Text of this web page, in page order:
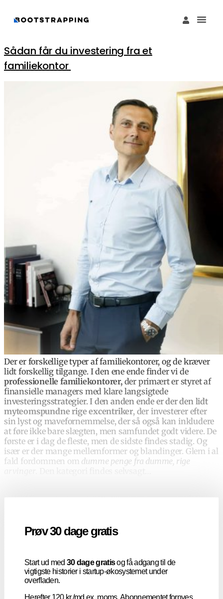
Sådan får du investering fra et
familiekontor
Der er forskellige typer af familiekontorer, og de kræver
lidt forskellig tilgange. I den ene ende finder vi de
professionelle familiekontorer,der primært er styret af
finansielle managers med klare langsigtede
investeringsstrategier. I den anden ende er der den lidt
myteomspundne rige excentriker, der investerer efter
sin lyst og mavefornemmelse, der så også kan inkludere
at føre ikke bare slægten, men samfundet godt videre. De
første er i dag de fleste, men de sidste findes stadig. Og
især er der mange mellemformer og blandinger. Glem i al
fald fordommen om dumme penge fra dumme, rige
Prøv 30 dage gratis
Start ud med 30 dage gratisog få adgang til de
vigtigste historier i startup-økosystemet under
overfladen.